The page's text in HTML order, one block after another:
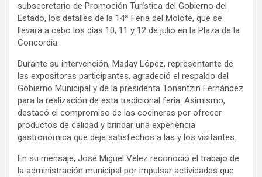
subsecretario de Promoción Turística del Gobierno del
Estado, los detalles de la 14ª Feria del Molote, que se
llevará a cabo los días 10, 11 y 12 de julio en la Plaza de la
Concordia.
Durante su intervención, Maday López, representante de
las expositoras participantes, agradeció el respaldo del
Gobierno Municipal y de la presidenta Tonantzin Fernández
para la realización de esta tradicional feria. Asimismo,
destacó el compromiso de las cocineras por ofrecer
productos de calidad y brindar una experiencia
gastronómica que deje satisfechos a las y los visitantes.
En su mensaje, José Miguel Vélez reconoció el trabajo de
la administración municipal por impulsar actividades que